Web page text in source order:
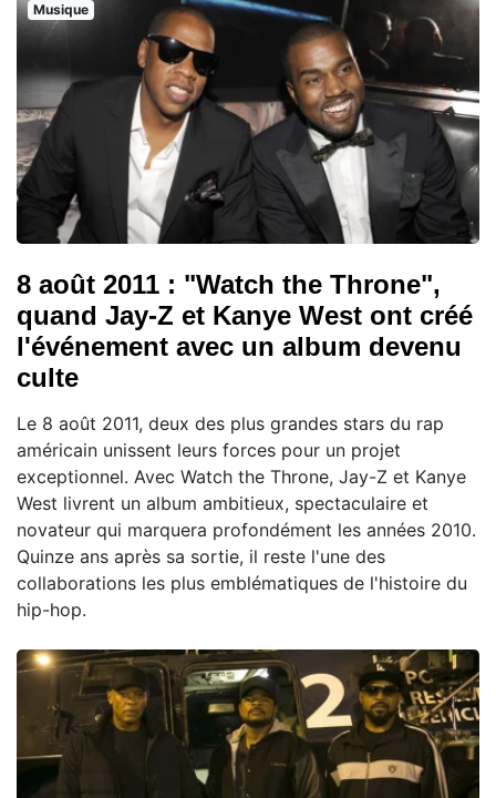
Musique
8 août 2011 : "Watch the Throne",
quand Jay-Z et Kanye West ont créé
l'événement avec un album devenu
culte
Le 8 août 2011, deux des plus grandes stars du rap
américain unissent leurs forces pour un projet
exceptionnel. Avec Watch the Throne, Jay-Z et Kanye
West livrent un album ambitieux, spectaculaire et
novateur qui marquera profondément les années 2010.
Quinze ans après sa sortie, il reste l'une des
collaborations les plus emblématiques de l'histoire du
hip-hop.